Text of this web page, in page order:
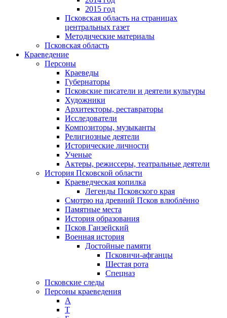
2015 год
Псковская область на страницах
центральных газет
Методические материалы
Псковская область
Краеведение
Персоны
Краеведы
Губернаторы
Псковские писатели и деятели культуры
Художники
Архитекторы, реставраторы
Исследователи
Композиторы, музыканты
Религиозные деятели
Исторические личности
Ученые
Актеры, режиссеры, театральные деятели
История Псковской области
Краеведческая копилка
Легенды Псковского края
Смотрю на древний Псков влюблённо
Памятные места
История образования
Псков Ганзейский
Военная история
Достойные памяти
Псковичи-афганцы
Шестая рота
Спецназ
Псковские следы
Персоны краеведения
А
T